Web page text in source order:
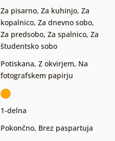
Za pisarno, Za kuhinjo, Za
kopalnico, Za dnevno sobo,
Za predsobo, Za spalnico, Za
študentsko sobo
Potiskana, Z okvirjem, Na
fotografskem papirju
1-delna
Pokončno, Brez paspartuja